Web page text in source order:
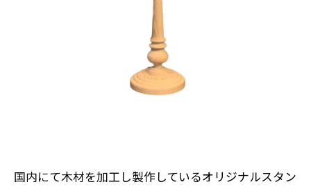
国内にて木材を加工し製作しているオリジナルスタン